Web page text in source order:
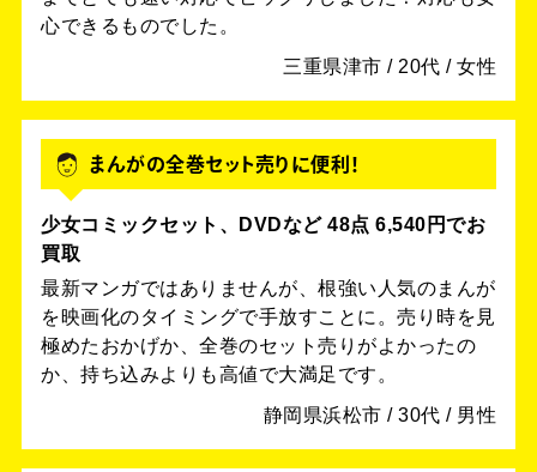
心できるものでした。
三重県津市 / 20代 / 女性
まんがの全巻セット売りに便利！
少女コミックセット、DVDなど 48点 6,540円でお
買取
最新マンガではありませんが、根強い人気のまんが
を映画化のタイミングで手放すことに。売り時を見
極めたおかげか、全巻のセット売りがよかったの
か、持ち込みよりも高値で大満足です。
静岡県浜松市 / 30代 / 男性